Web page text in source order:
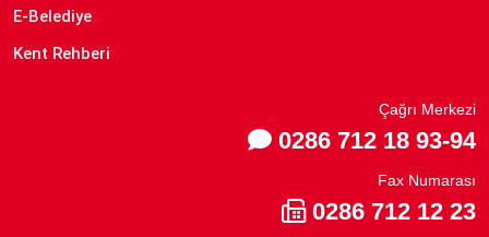
E-Belediye
Kent Rehberi
Çağrı Merkezi
0286 712 18 93-94
Fax Numarası
0286 712 12 23